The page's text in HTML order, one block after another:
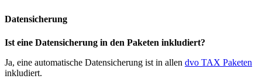
Datensicherung
Ist eine Datensicherung in den Paketen inkludiert?
Ja, eine automatische Datensicherung ist in allen dvo TAX Paketen
inkludiert.